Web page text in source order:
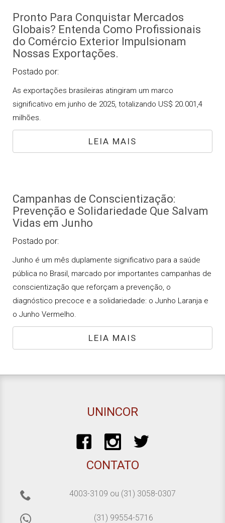
Pronto Para Conquistar Mercados
Globais? Entenda Como Profissionais
do Comércio Exterior Impulsionam
Nossas Exportações.
Postado por:
As exportações brasileiras atingiram um marco
significativo em junho de 2025, totalizando US$ 20.001,4
milhões.
LEIA MAIS
Campanhas de Conscientização:
Prevenção e Solidariedade Que Salvam
Vidas em Junho
Postado por:
Junho é um mês duplamente significativo para a saúde
pública no Brasil, marcado por importantes campanhas de
conscientização que reforçam a prevenção, o
diagnóstico precoce e a solidariedade: o Junho Laranja e
o Junho Vermelho.
LEIA MAIS
UNINCOR
CONTATO
4003-3109 ou (31) 3058-0307
(31) 99554-5716